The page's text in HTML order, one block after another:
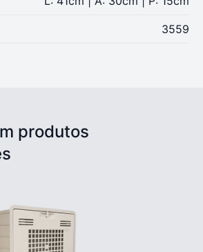
3559
produtos